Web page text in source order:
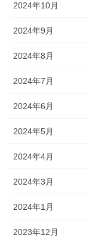
2024年10月
2024年9月
2024年8月
2024年7月
2024年6月
2024年5月
2024年4月
2024年3月
2024年1月
2023年12月